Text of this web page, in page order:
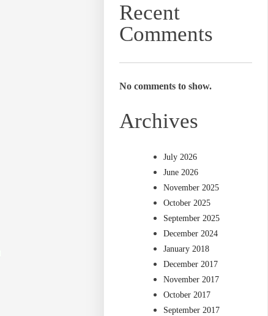
Recent
Comments
No comments to show.
Archives
July 2026
June 2026
November 2025
October 2025
September 2025
December 2024
January 2018
December 2017
November 2017
October 2017
September 2017